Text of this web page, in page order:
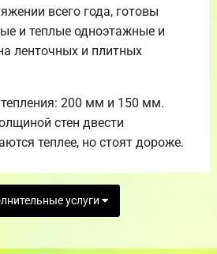
всего года, готовы
и теплые одноэтажные и
ленточных и плитных
200 мм и 150 мм.
стен двести
теплее, но стоят дороже.
услуги